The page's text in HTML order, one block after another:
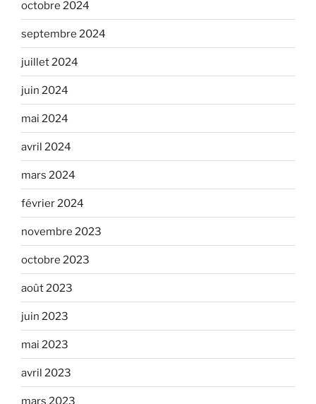
octobre 2024
septembre 2024
juillet 2024
juin 2024
mai 2024
avril 2024
mars 2024
février 2024
novembre 2023
octobre 2023
août 2023
juin 2023
mai 2023
avril 2023
mars 2023